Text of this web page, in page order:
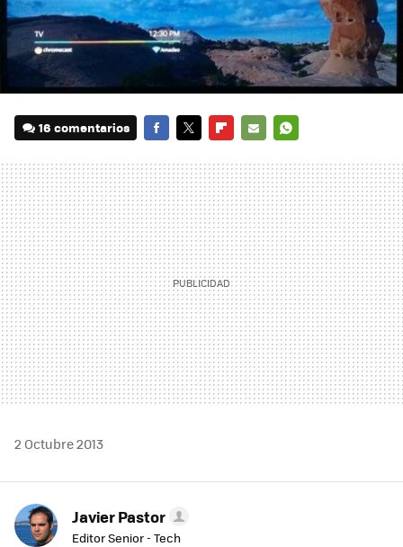
16 comentarios
MAIL
2 Octubre 2013
Javier Pastor
Editor Senior - Tech